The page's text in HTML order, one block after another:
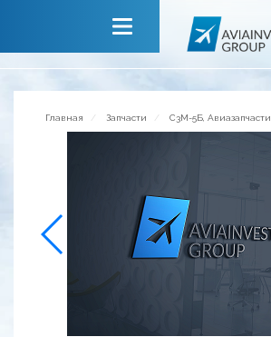
Сервисы
Обратная связь
Главная Запчасти С3М-5Б, Авиазапчасти